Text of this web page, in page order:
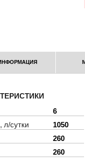
6
л/сутки
1050
260
260